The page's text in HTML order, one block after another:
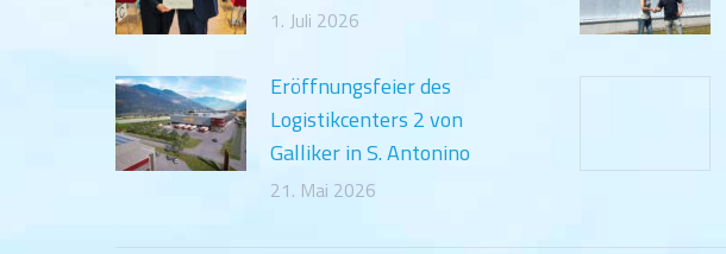
1. Juli 2026
Eröffnungsfeier des
Logistikcenters 2 von
Galliker in S. Antonino
21. Mai 2026